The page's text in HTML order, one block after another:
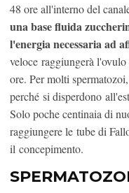
48 ore all'interno del
una base fluida
l'energia necessaria ad
veloce raggiungerà
ore. Per molti
perché si disperdono
Solo poche centinaia di
raggiungere le tube di
il concepimento.